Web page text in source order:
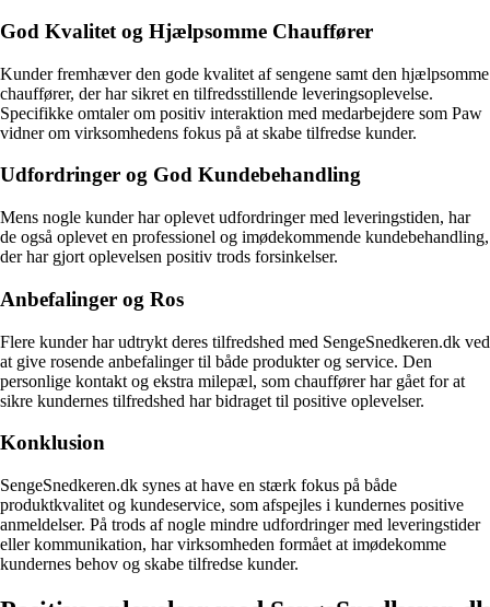
God Kvalitet og Hjælpsomme Chauffører
Kunder fremhæver den gode kvalitet af sengene samt den hjælpsomme
chauffører, der har sikret en tilfredsstillende leveringsoplevelse.
Specifikke omtaler om positiv interaktion med medarbejdere som Paw
vidner om virksomhedens fokus på at skabe tilfredse kunder.
Udfordringer og God Kundebehandling
Mens nogle kunder har oplevet udfordringer med leveringstiden, har
de også oplevet en professionel og imødekommende kundebehandling,
der har gjort oplevelsen positiv trods forsinkelser.
Anbefalinger og Ros
Flere kunder har udtrykt deres tilfredshed med SengeSnedkeren.dk ved
at give rosende anbefalinger til både produkter og service. Den
personlige kontakt og ekstra milepæl, som chauffører har gået for at
sikre kundernes tilfredshed har bidraget til positive oplevelser.
Konklusion
SengeSnedkeren.dk synes at have en stærk fokus på både
produktkvalitet og kundeservice, som afspejles i kundernes positive
anmeldelser. På trods af nogle mindre udfordringer med leveringstider
eller kommunikation, har virksomheden formået at imødekomme
kundernes behov og skabe tilfredse kunder.